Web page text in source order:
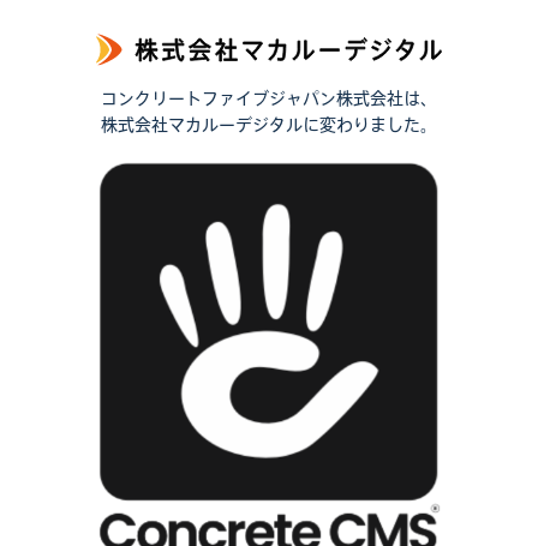
コンクリートファイブジャパン株式会社は、
株式会社マカルーデジタルに変わりました。